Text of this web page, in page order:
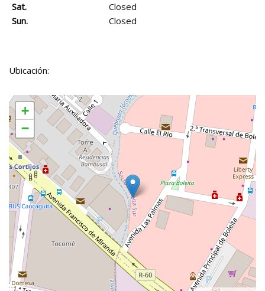
Sat.
Closed
Sun.
Closed
Ubicación:
+
−